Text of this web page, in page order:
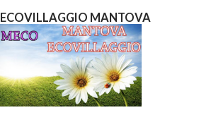
ECOVILLAGGIO MANTOVA